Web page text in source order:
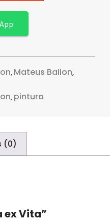
, Mateus Bailon,
, pintura
(0)
ex Vita”